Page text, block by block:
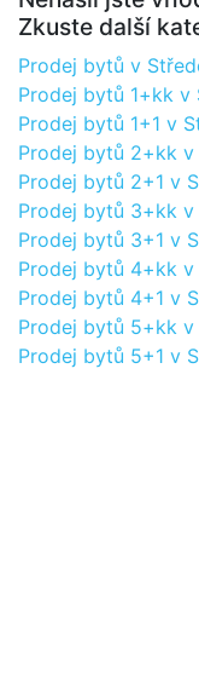
Zkuste další
Prodej bytů v
Prodej bytů 1+kk v
Prodej bytů 1+1 v
Prodej bytů 2+kk
Prodej bytů 2+1 v
Prodej bytů 3+kk
Prodej bytů 3+1 v
Prodej bytů 4+kk
Prodej bytů 4+1 v
Prodej bytů 5+kk
Prodej bytů 5+1 v